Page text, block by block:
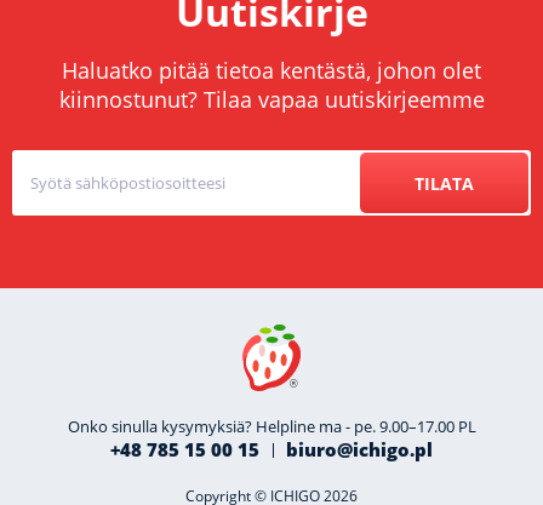
Uutiskirje
Haluatko pitää tietoa kentästä, johon olet
kiinnostunut? Tilaa vapaa uutiskirjeemme
TILATA
Onko sinulla kysymyksiä? Helpline ma - pe. 9.00–17.00 PL
+48 785 15 00 15 biuro@ichigo.pl
Copyright © ICHIGO 2026